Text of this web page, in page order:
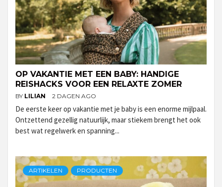
OP VAKANTIE MET EEN BABY: HANDIGE
REISHACKS VOOR EEN RELAXTE ZOMER
BY LILIAN 2 DAGEN AGO
De eerste keer op vakantie met je baby is een enorme mijlpaal.
Ontzettend gezellig natuurlijk, maar stiekem brengt het ook
best wat regelwerk en spanning...
ARTIKELEN PRODUCTEN